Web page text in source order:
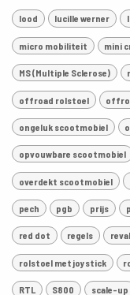
lood lucille werner
micro mobiliteit mini
MS (Multiple Sclerose)
offroad rolstoel
ongeluk scootmobiel
opvouwbare scootmobiel
overdekt scootmobiel
pech pgb prijs
red dot regels
rolstoel met joystick
RTL S800 scale-up